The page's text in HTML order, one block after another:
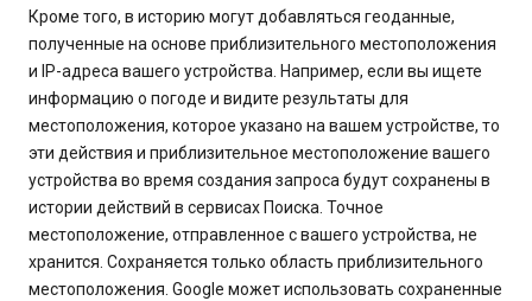
Кроме того, в историю могут добавляться геоданные,
полученные на основе приблизительного местоположения
и IP-адреса вашего устройства. Например, если вы ищете
информацию о погоде и видите результаты для
местоположения, которое указано на вашем устройстве, то
эти действия и приблизительное местоположение вашего
устройства во время создания запроса будут сохранены в
истории действий в сервисах Поиска. Точное
местоположение, отправленное с вашего устройства, не
хранится. Сохраняется только область приблизительного
местоположения. Google может использовать сохраненные